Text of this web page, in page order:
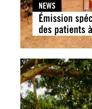
NEWS
Émission
des patients